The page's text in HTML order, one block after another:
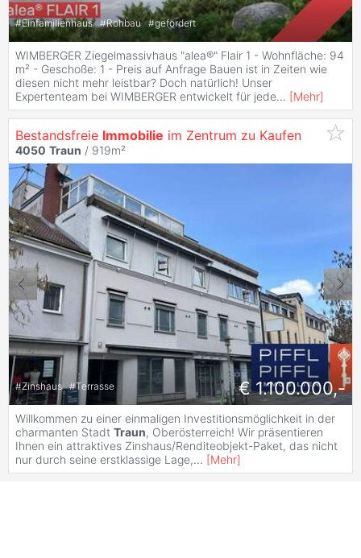
#Einfamilienhaus #Rohbau #gefördert
WIMBERGER Ziegelmassivhaus "alea®" Flair 1 - Wohnfläche: 94
m² - Geschoße: 1 - Preis auf Anfrage Bauen ist in Zeiten wie
diesen nicht mehr leistbar? Doch natürlich! Unser
Expertenteam bei WIMBERGER entwickelt für jede... [Mehr]
Bestandsfreie Immobilie im Zentrum zu Kaufen
4050 Traun / 919m²
#Zinshaus #Terrasse € 1.100.000,-
Willkommen zu einer einmaligen Investitionsmöglichkeit in der
charmanten Stadt Traun, Oberösterreich! Wir präsentieren
Ihnen ein attraktives Zinshaus/Renditeobjekt-Paket, das nicht
nur durch seine erstklassige Lage,... [Mehr]